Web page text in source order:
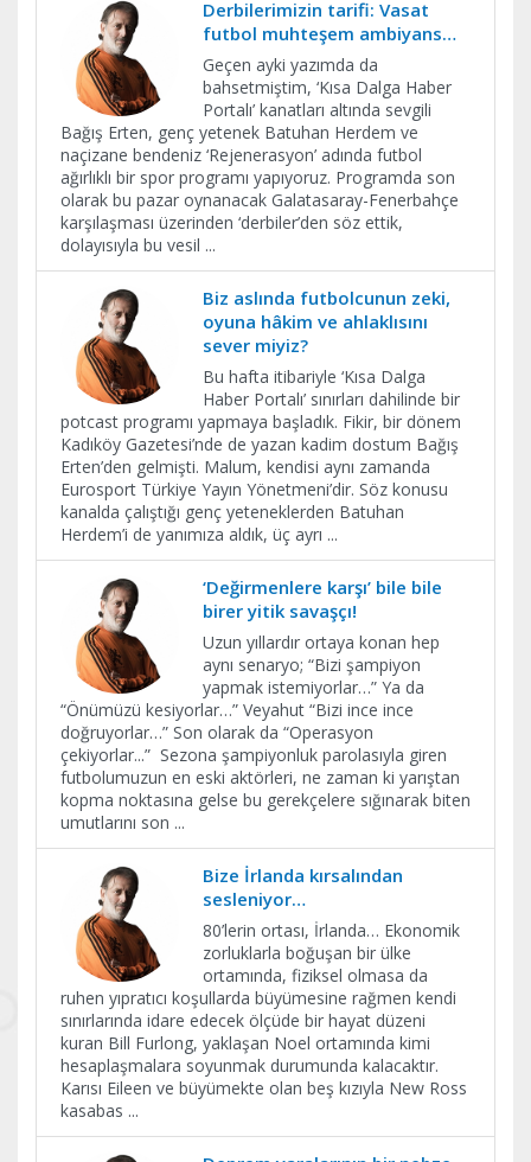
Derbilerimizin tarifi: Vasat
futbol muhteşem ambiyans…
Geçen ayki yazımda da
bahsetmiştim, ‘Kısa Dalga Haber
Portalı’ kanatları altında sevgili
Bağış Erten, genç yetenek Batuhan Herdem ve
naçizane bendeniz ‘Rejenerasyon’ adında futbol
ağırlıklı bir spor programı yapıyoruz. Programda son
olarak bu pazar oynanacak Galatasaray-Fenerbahçe
karşılaşması üzerinden ‘derbiler’den söz ettik,
dolayısıyla bu vesil ...
Biz aslında futbolcunun zeki,
oyuna hâkim ve ahlaklısını
sever miyiz?
Bu hafta itibariyle ‘Kısa Dalga
Haber Portalı’ sınırları dahilinde bir
potcast programı yapmaya başladık. Fikir, bir dönem
Kadıköy Gazetesi’nde de yazan kadim dostum Bağış
Erten’den gelmişti. Malum, kendisi aynı zamanda
Eurosport Türkiye Yayın Yönetmeni’dir. Söz konusu
kanalda çalıştığı genç yeteneklerden Batuhan
Herdem’i de yanımıza aldık, üç ayrı ...
‘Değirmenlere karşı’ bile bile
birer yitik savaşçı!
Uzun yıllardır ortaya konan hep
aynı senaryo; “Bizi şampiyon
yapmak istemiyorlar…” Ya da
“Önümüzü kesiyorlar…” Veyahut “Bizi ince ince
doğruyorlar…” Son olarak da “Operasyon
çekiyorlar...” Sezona şampiyonluk parolasıyla giren
futbolumuzun en eski aktörleri, ne zaman ki yarıştan
kopma noktasına gelse bu gerekçelere sığınarak biten
umutlarını son ...
Bize İrlanda kırsalından
sesleniyor…
80’lerin ortası, İrlanda… Ekonomik
zorluklarla boğuşan bir ülke
ortamında, fiziksel olmasa da
ruhen yıpratıcı koşullarda büyümesine rağmen kendi
sınırlarında idare edecek ölçüde bir hayat düzeni
kuran Bill Furlong, yaklaşan Noel ortamında kimi
hesaplaşmalara soyunmak durumunda kalacaktır.
Karısı Eileen ve büyümekte olan beş kızıyla New Ross
kasabas ...